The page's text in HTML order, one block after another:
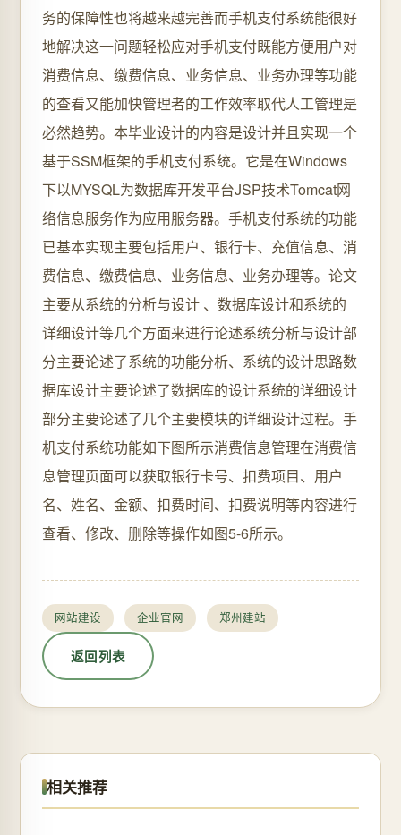
务的保障性也将越来越完善而手机支付系统能很好
地解决这一问题轻松应对手机支付既能方便用户对
消费信息、缴费信息、业务信息、业务办理等功能
的查看又能加快管理者的工作效率取代人工管理是
必然趋势。本毕业设计的内容是设计并且实现一个
基于SSM框架的手机支付系统。它是在Windows
下以MYSQL为数据库开发平台JSP技术Tomcat网
络信息服务作为应用服务器。手机支付系统的功能
已基本实现主要包括用户、银行卡、充值信息、消
费信息、缴费信息、业务信息、业务办理等。论文
主要从系统的分析与设计 、数据库设计和系统的
详细设计等几个方面来进行论述系统分析与设计部
分主要论述了系统的功能分析、系统的设计思路数
据库设计主要论述了数据库的设计系统的详细设计
部分主要论述了几个主要模块的详细设计过程。手
机支付系统功能如下图所示消费信息管理在消费信
息管理页面可以获取银行卡号、扣费项目、用户
名、姓名、金额、扣费时间、扣费说明等内容进行
查看、修改、删除等操作如图5-6所示。
网站建设 企业官网 郑州建站
返回列表
相关推荐